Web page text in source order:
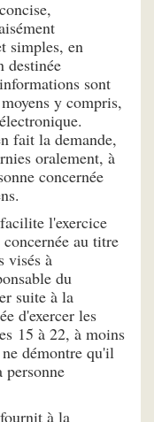
simples, en
destinée
sont
y compris,
fait la demande,
oralement, à
concernée
l'exercice
au titre
visés à
du
suite à la
d'exercer les
15 à 22, à moins
démontre qu'il
personne
à la